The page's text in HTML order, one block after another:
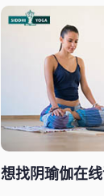
想找阴瑜伽在线